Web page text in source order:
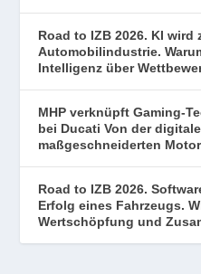
Road to IZB 2026. KI wird
Automobilindustrie.
Intelligenz über
MHP verknüpft Gaming-
bei Ducati Von der
maßgeschneiderten
Road to IZB 2026.
Erfolg eines Fahrzeugs.
Wertschöpfung und